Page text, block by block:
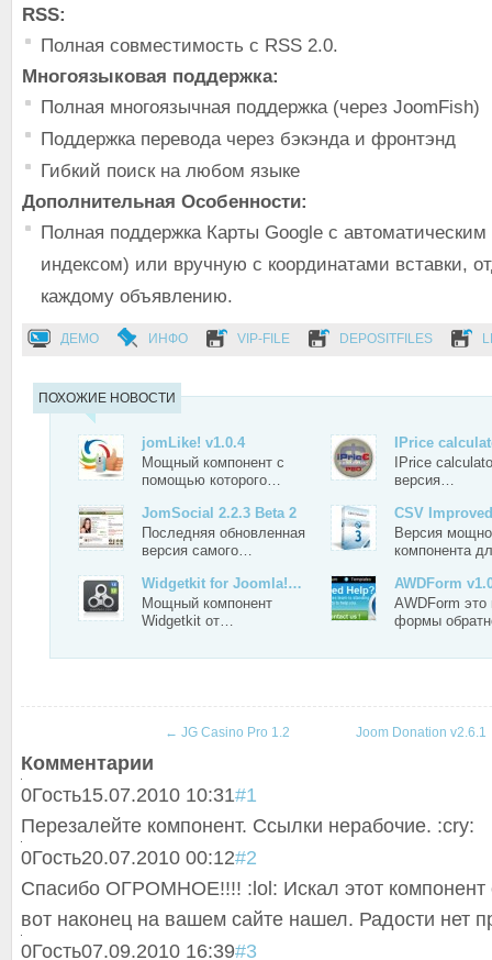
RSS:
Полная совместимость с RSS 2.0.
Многоязыковая поддержка:
Полная многоязычная поддержка (через JoomFish)
Поддержка перевода через бэкэнда и фронтэнд
Гибкий поиск на любом языке
Дополнительная Особенности:
Полная поддержка Карты Google с автоматическим
индексом) или вручную с координатами вставки,
каждому объявлению.
ДЕМО ИНФО VIP-FILE DEPOSITFILES
ПОХОЖИЕ НОВОСТИ
jomLike! v1.0.4
Мощный компонент с
помощью которого…
IPrice
IPrice
версия…
JomSocial 2.2.3 Beta 2
Последняя обновленная
версия самого…
CSV
Версия
компонента
Widgetkit for Joomla!…
Мощный компонент
Widgetkit от…
AWDForm
AWDForm это
формы
← JG Casino Pro 1.2 Joom Donation v2.6.1
Комментарии
0Гость15.07.2010 10:31#1
Перезалейте компонент. Ссылки нерабочие. :cry:
0Гость20.07.2010 00:12#2
Спасибо ОГРОМНОЕ!!!! :lol: Искал этот компонент
вот наконец на вашем сайте нашел. Радости нет
0Гость07.09.2010 16:39#3